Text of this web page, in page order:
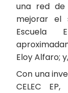
una red de
mejorar el
Escuela
Eloy Alfaro;
Con una
CELEC